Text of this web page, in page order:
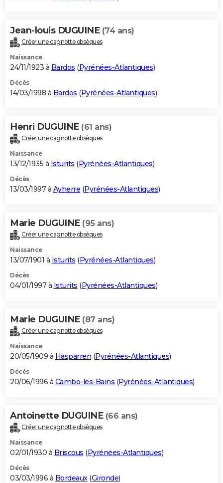
Jean-louis DUGUINE (74 ans)
Créer une cagnotte obsèques
Naissance
24/11/1923 à Bardos (Pyrénées-Atlantiques)
Décès
14/03/1998 à Bardos (Pyrénées-Atlantiques)
Henri DUGUINE (61 ans)
Créer une cagnotte obsèques
Naissance
13/12/1935 à Isturits (Pyrénées-Atlantiques)
Décès
13/03/1997 à Ayherre (Pyrénées-Atlantiques)
Marie DUGUINE (95 ans)
Créer une cagnotte obsèques
Naissance
13/07/1901 à Isturits (Pyrénées-Atlantiques)
Décès
04/01/1997 à Isturits (Pyrénées-Atlantiques)
Marie DUGUINE (87 ans)
Créer une cagnotte obsèques
Naissance
20/05/1909 à Hasparren (Pyrénées-Atlantiques)
Décès
20/06/1996 à Cambo-les-Bains (Pyrénées-Atlantiques)
Antoinette DUGUINE (66 ans)
Créer une cagnotte obsèques
Naissance
02/01/1930 à Briscous (Pyrénées-Atlantiques)
Décès
03/03/1996 à Bordeaux(Gironde)